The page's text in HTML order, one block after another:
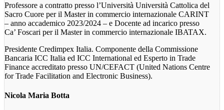
Professore a contratto presso l’Università Università Cattolica del
Sacro Cuore per il Master in commercio internazionale CARINT
– anno accademico 2023/2024 – e Docente ad incarico presso
Ca’ Foscari per il Master in commercio internazionale IBATAX.
Presidente Credimpex Italia. Componente della Commissione
Bancaria ICC Italia ed ICC International ed Esperto in Trade
Finance accreditato presso UN/CEFACT (United Nations Centre
for Trade Facilitation and Electronic Business).
Nicola Maria Botta